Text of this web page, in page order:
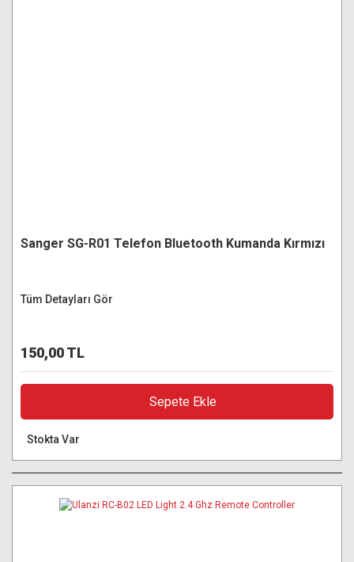
Sanger SG-R01 Telefon Bluetooth Kumanda Kırmızı
Tüm Detayları Gör
150,00 TL
Sepete Ekle
Stokta Var